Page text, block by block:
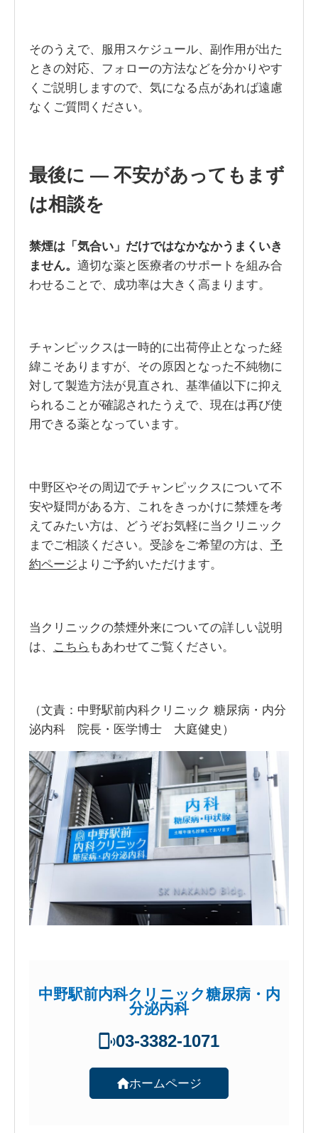
そのうえで、服用スケジュール、副作用が出た
ときの対応、フォローの方法などを分かりやす
くご説明しますので、気になる点があれば遠慮
なくご質問ください。
最後に ― 不安があってもまず
は相談を
禁煙は「気合い」だけではなかなかうまくいき
ません。 適切な薬と医療者のサポートを組み合
わせることで、成功率は大きく高まります。
チャンピックスは一時的に出荷停止となった経
緯こそありますが、その原因となった不純物に
対して製造方法が見直され、基準値以下に抑え
られることが確認されたうえで、現在は再び使
用できる薬となっています。
中野区やその周辺でチャンピックスについて不
安や疑問がある方、これをきっかけに禁煙を考
えてみたい方は、どうぞお気軽に当クリニック
までご相談ください。受診をご希望の方は、 予
約ページよりご予約いただけます。
当クリニックの禁煙外来についての詳しい説明
は、
こちら もあわせてご覧ください。
（文責：中野駅前内科クリニック 糖尿病・内分
泌内科 院長・医学博士 大庭健史）
中野駅前内科クリニック糖尿病・内
分泌内科
03-3382-1071
ホームページ